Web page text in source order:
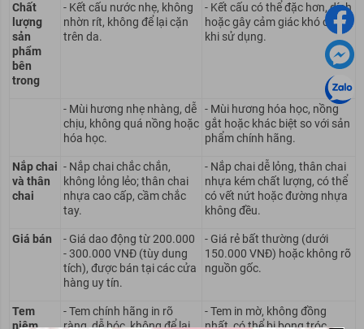
Chất
lượng
sản
phẩm
bên
trong
- Kết cấu nước nhẹ, không
nhờn rít, không để lại cặn
trên da.
- Kết cấu có thể đặc hơn, dính
hoặc gây cảm giác khó chịu
khi sử dụng.
- Mùi hương nhẹ nhàng, dễ
chịu, không quá nồng hoặc
hóa học.
- Mùi hương hóa học, nồng
gắt hoặc khác biệt so với sản
phẩm chính hãng.
Nắp chai
và thân
chai
- Nắp chai chắc chắn,
không lỏng lẻo; thân chai
nhựa cao cấp, cầm chắc
tay.
- Nắp chai dễ lỏng, thân chai
nhựa kém chất lượng, có thể
có vết nứt hoặc đường nhựa
không đều.
Giá bán
- Giá dao động từ 200.000
- 300.000 VNĐ (tùy dung
tích), được bán tại các cửa
hàng uy tín.
- Giá rẻ bất thường (dưới
150.000 VNĐ) hoặc không rõ
nguồn gốc.
Tem
niêm
- Tem chính hãng in rõ
ràng, dễ bóc, không để lại
- Tem in mờ, không đồng
nhất, có thể bị bong tróc